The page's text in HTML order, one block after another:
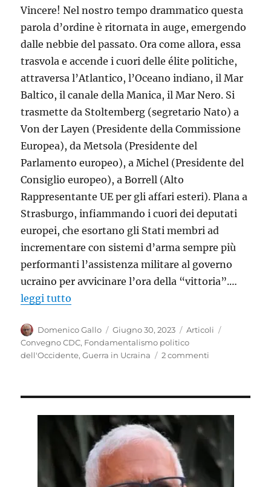
Vincere! Nel nostro tempo drammatico questa
parola d’ordine è ritornata in auge, emergendo
dalle nebbie del passato. Ora come allora, essa
trasvola e accende i cuori delle élite politiche,
attraversa l’Atlantico, l’Oceano indiano, il Mar
Baltico, il canale della Manica, il Mar Nero. Si
trasmette da Stoltemberg (segretario Nato) a
Von der Layen (Presidente della Commissione
Europea), da Metsola (Presidente del
Parlamento europeo), a Michel (Presidente del
Consiglio europeo), a Borrell (Alto
Rappresentante UE per gli affari esteri). Plana a
Strasburgo, infiammando i cuori dei deputati
europei, che esortano gli Stati membri ad
incrementare con sistemi d’arma sempre più
performanti l’assistenza militare al governo
ucraino per avvicinare l’ora della “vittoria”.…
leggi tutto
Autore
Domenico Gallo
Pubblicato
il
Giugno 30, 2023 Categorie
Articoli
Convegno CDC, Fondamentalismo politico
dell'Occidente,Guerra in Ucraina 2 commenti
scelte
politiche
per
riportare